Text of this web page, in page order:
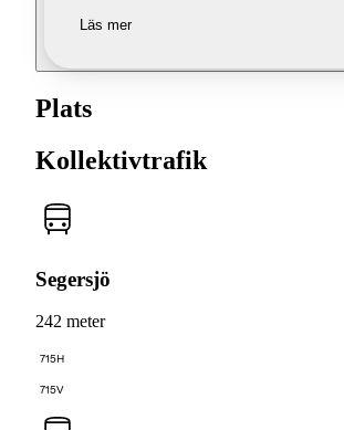
Läs mer
Plats
Kollektivtrafik
Segersjö
242 meter
715H
715V